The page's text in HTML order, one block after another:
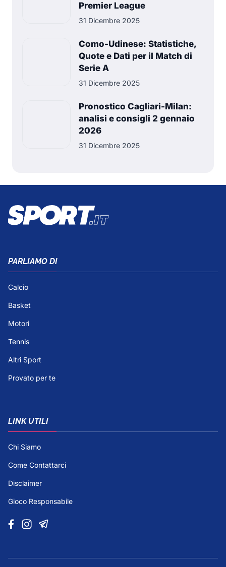
Premier League
31 Dicembre 2025
Como-Udinese: Statistiche,
Quote e Dati per il Match di
Serie A
31 Dicembre 2025
Pronostico Cagliari-Milan:
analisi e consigli 2 gennaio
2026
31 Dicembre 2025
PARLIAMO DI
Calcio
Basket
Motori
Tennis
Altri Sport
Provato per te
LINK UTILI
Chi Siamo
Come Contattarci
Disclaimer
Gioco Responsabile